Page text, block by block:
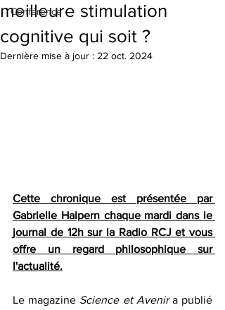
Conférence
meilleure stimulation
cognitive qui soit ?
Dernière mise à jour : 22 oct. 2024
Cette chronique est présentée par
Gabrielle Halpern chaque mardi dans le
journal de 12h sur la Radio RCJ et vous
offre un regard philosophique sur
l'actualité.
Le magazine Science et Avenir a publié